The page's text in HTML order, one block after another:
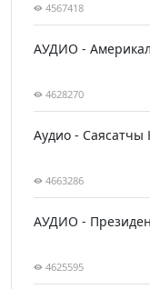
4567418
АУДИО -
4628270
Аудио - Саясатчы
4663286
АУДИО -
4625595